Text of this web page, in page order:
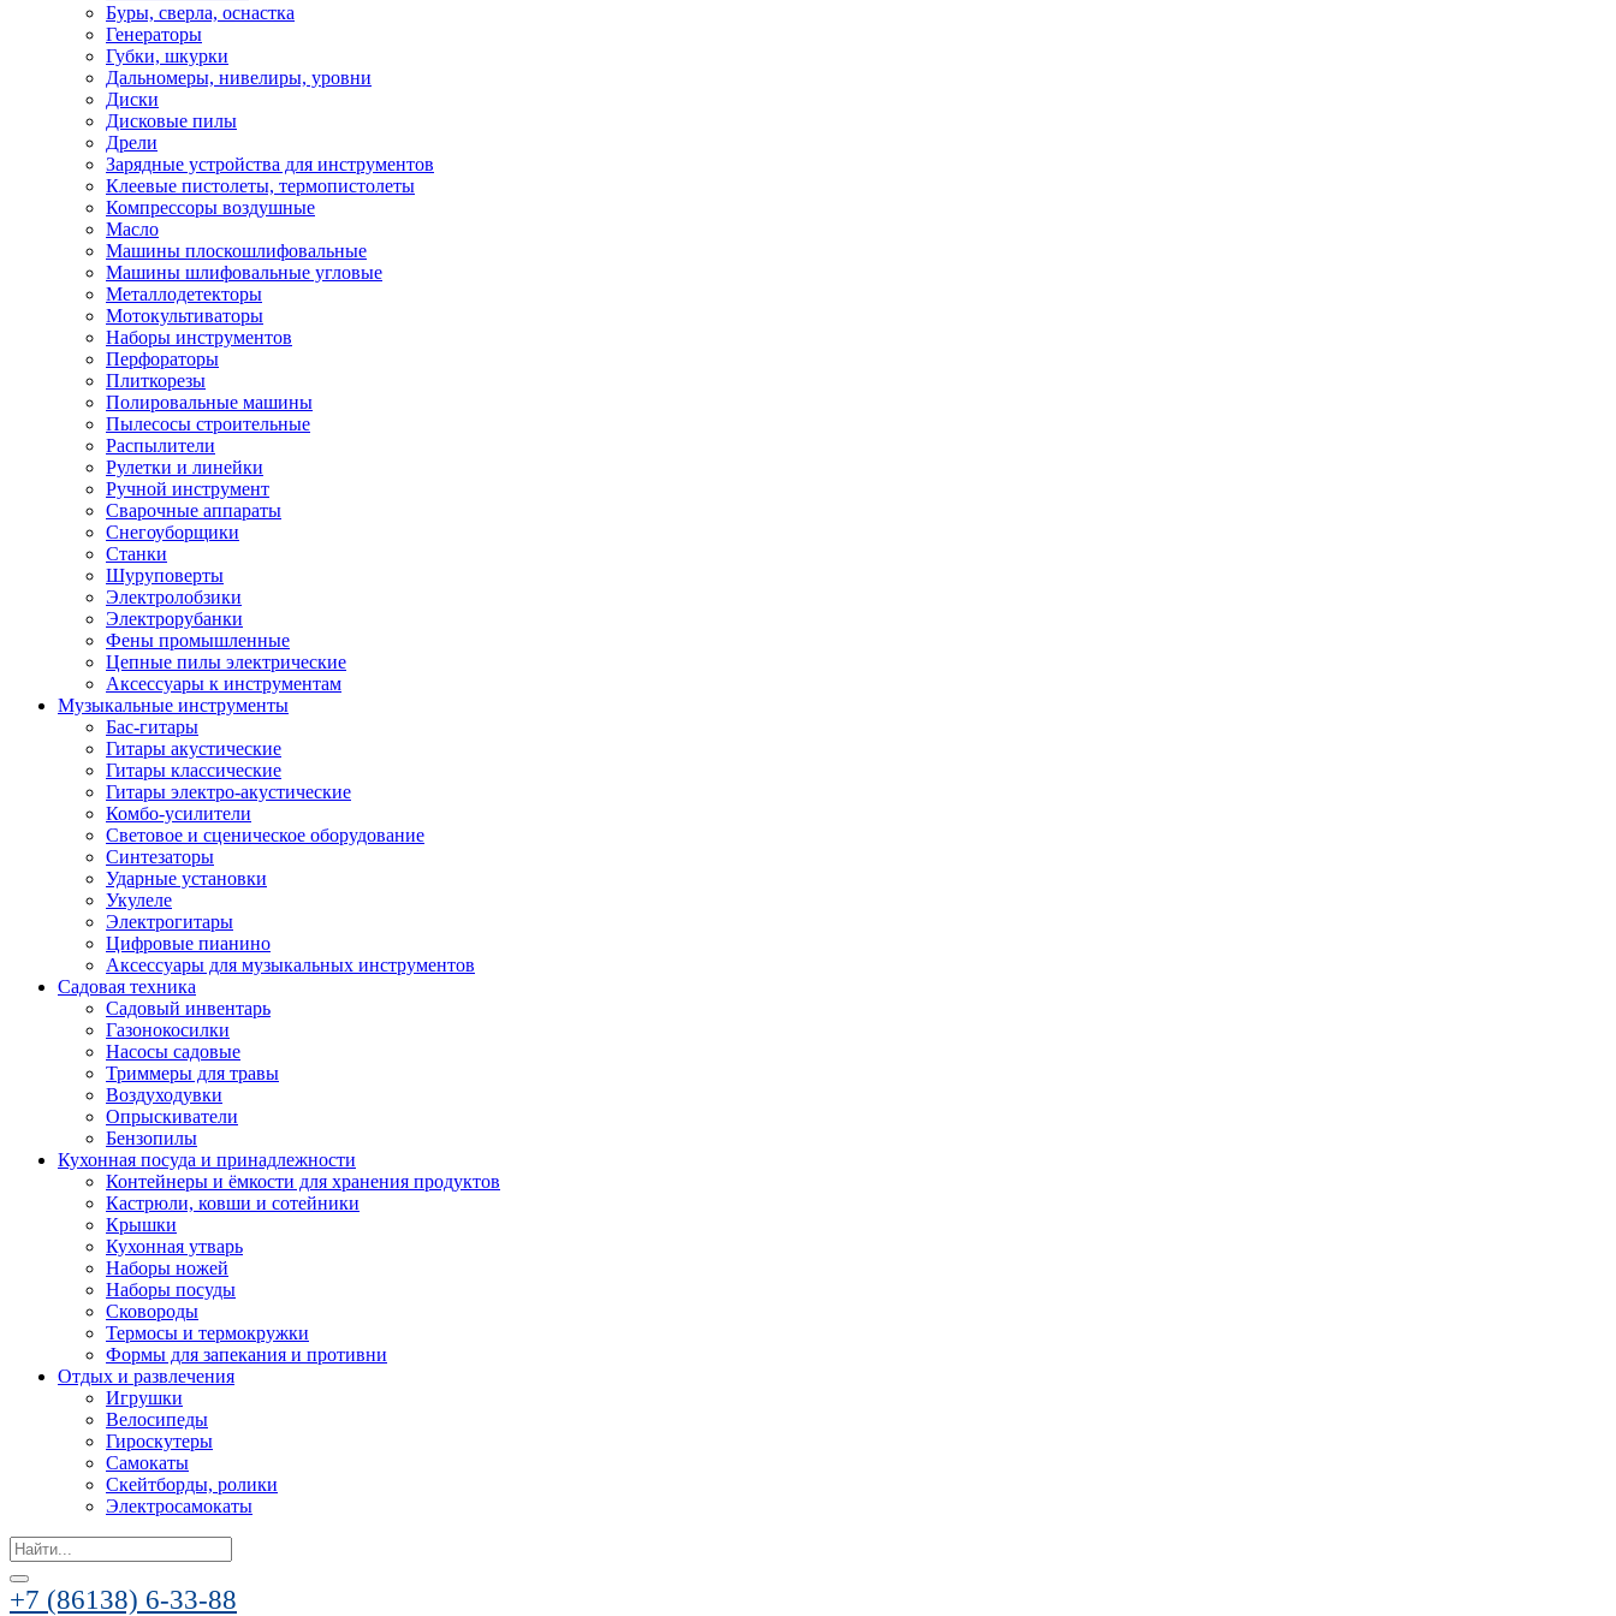
Буры, сверла, оснастка
Генераторы
Губки, шкурки
Дальномеры, нивелиры, уровни
Диски
Дисковые пилы
Дрели
Зарядные устройства для инструментов
Клеевые пистолеты, термопистолеты
Компрессоры воздушные
Масло
Машины плоскошлифовальные
Машины шлифовальные угловые
Металлодетекторы
Мотокультиваторы
Наборы инструментов
Перфораторы
Плиткорезы
Полировальные машины
Пылесосы строительные
Распылители
Рулетки и линейки
Ручной инструмент
Сварочные аппараты
Снегоуборщики
Станки
Шуруповерты
Электролобзики
Электрорубанки
Фены промышленные
Цепные пилы электрические
Аксессуары к инструментам
Музыкальные инструменты
Бас-гитары
Гитары акустические
Гитары классические
Гитары электро-акустические
Комбо-усилители
Световое и сценическое оборудование
Синтезаторы
Ударные установки
Укулеле
Электрогитары
Цифровые пианино
Аксессуары для музыкальных инструментов
Садовая техника
Садовый инвентарь
Газонокосилки
Насосы садовые
Триммеры для травы
Воздуходувки
Опрыскиватели
Бензопилы
Кухонная посуда и принадлежности
Контейнеры и ёмкости для хранения продуктов
Кастрюли, ковши и сотейники
Крышки
Кухонная утварь
Наборы ножей
Наборы посуды
Сковороды
Термосы и термокружки
Формы для запекания и противни
Отдых и развлечения
Игрушки
Велосипеды
Гироскутеры
Самокаты
Скейтборды, ролики
Электросамокаты
Search
for:
+7 (86138) 6-33-88